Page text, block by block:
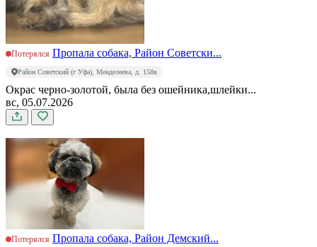
Потерялся Пропала собака, Район Советски...
Район Советский (г Уфа), Менделеева, д. 158в
Окрас черно-золотой, была без ошейника,шлейки...
вс, 05.07.2026
Потерялся Пропала собака, Район Демский...